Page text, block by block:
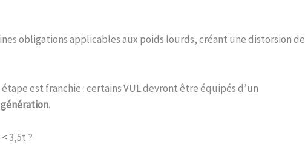
obligations applicables aux poids lourds, créant une distorsion de
est franchie : certains VUL devront être équipés d’un
.
3,5t ?